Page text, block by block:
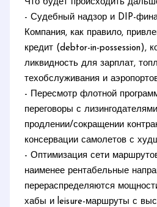
Что будет происходить
- Судебный надзор и DIP-
Компания, как правило,
кредит (debtor-in-possession),
ликвидность для зарплат,
техобслуживания и
- Пересмотр флотной
переговоры с
продлении/сокращении
консервации самолетов с
- Оптимизация сети
наименее рентабельные
перераспределяются
хабы и leisure-маршруты с